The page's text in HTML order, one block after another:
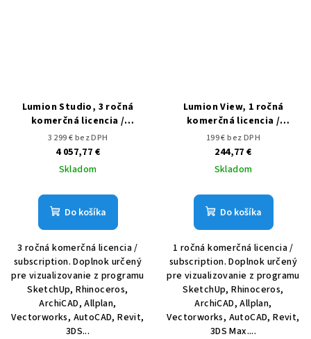
Lumion Studio, 3 ročná
komerčná licencia /
subscription
3 299 € bez DPH
4 057,77 €
Skladom
Do košíka
3 ročná komerčná licencia /
subscription. Doplnok určený
pre vizualizovanie z programu
SketchUp, Rhinoceros,
ArchiCAD, Allplan,
Vectorworks, AutoCAD, Revit,
3DS...
Lumion View, 1 ročná
komerčná licencia /
subscription
199 € bez DPH
244,77 €
Skladom
Do košíka
1 ročná komerčná licencia /
subscription. Doplnok určený
pre vizualizovanie z programu
SketchUp, Rhinoceros,
ArchiCAD, Allplan,
Vectorworks, AutoCAD, Revit,
3DS Max....